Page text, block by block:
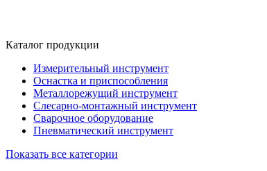
Каталог продукции
Измерительный инструмент
Оснастка и приспособления
Металлорежущий инструмент
Слесарно-монтажный инструмент
Сварочное оборудование
Пневматический инструмент
Показать все категории